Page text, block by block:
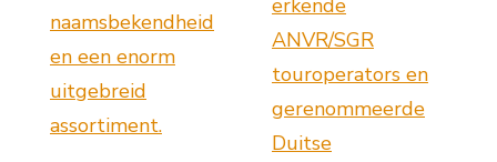
naamsbekendheid
en een enorm
uitgebreid
assortiment.
ANVR/SGR
touroperators en
gerenommeerde
Duitse